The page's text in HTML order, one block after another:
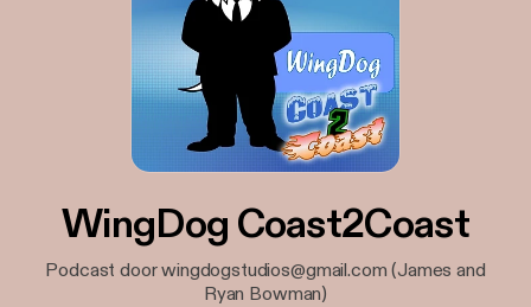
WingDog Coast2Coast
Podcast door wingdogstudios@gmail.com (James and
Ryan Bowman)